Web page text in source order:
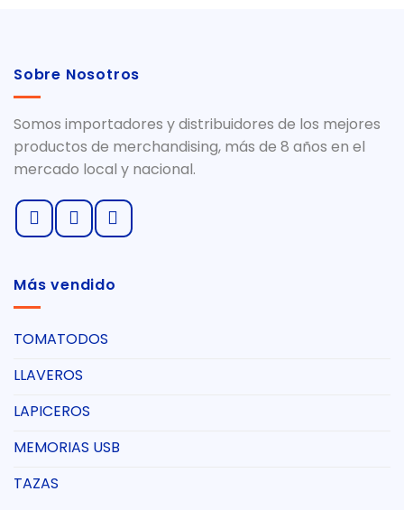
Sobre Nosotros
Somos importadores y distribuidores de los mejores
productos de merchandising, más de 8 años en el
mercado local y nacional.
Más vendido
TOMATODOS
LLAVEROS
LAPICEROS
MEMORIAS USB
TAZAS